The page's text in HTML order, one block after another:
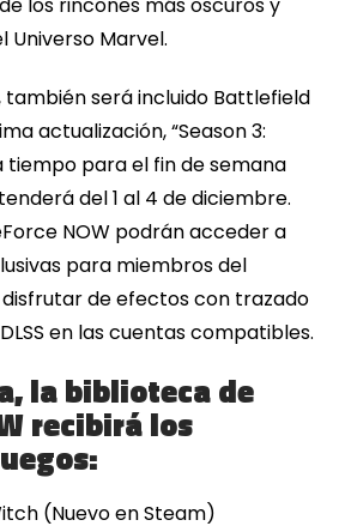
Universo Marvel.
también será incluido Battlefield
actualización, “Season 3:
tiempo para el fin de semana
del 1 al 4 de diciembre.
NOW podrán acceder a
para miembros del
de efectos con trazado
en las cuentas compatibles.
la biblioteca de
recibirá los
(Nuevo en Steam)